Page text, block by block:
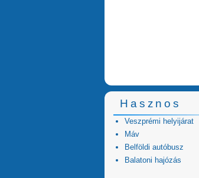
Hasznos
Veszprémi helyijárat
Máv
Belföldi autóbusz
Balatoni hajózás